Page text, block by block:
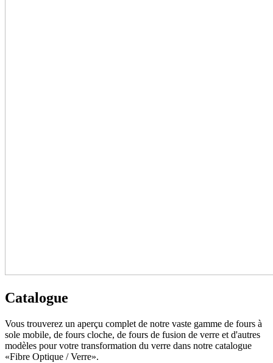
Catalogue
Vous trouverez un aperçu complet de notre vaste gamme de fours à
sole mobile, de fours cloche, de fours de fusion de verre et d'autres
modèles pour votre transformation du verre dans notre catalogue
«Fibre Optique / Verre».